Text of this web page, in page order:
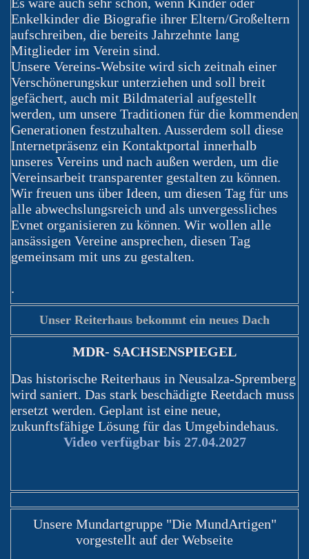
Enkelkinder die Biografie ihrer Eltern/Großeltern
aufschreiben, die bereits Jahrzehnte lang
Mitglieder im Verein sind.
Unsere Vereins-Website wird sich zeitnah einer
Verschönerungskur unterziehen und soll breit
gefächert, auch mit Bildmaterial aufgestellt
werden, um unsere Traditionen für die kommenden
Generationen festzuhalten. Ausserdem soll diese
Internetpräsenz ein Kontaktportal innerhalb
unseres Vereins und nach außen werden, um die
Vereinsarbeit transparenter gestalten zu können.
Wir freuen uns über Ideen, um diesen Tag für uns
alle abwechslungsreich und als unvergessliches
Evnet organisieren zu können. Wir wollen alle
ansässigen Vereine ansprechen, diesen Tag
gemeinsam mit uns zu gestalten.
.
Unser Reiterhaus bekommt ein neues Dach
MDR- SACHSENSPIEGEL
Das historische Reiterhaus in Neusalza-Spremberg
wird saniert. Das stark beschädigte Reetdach muss
ersetzt werden. Geplant ist eine neue,
zukunftsfähige Lösung für das Umgebindehaus.
Video verfügbar bis 27.04.2027
YouTube
Unsere Mundartgruppe "Die MundArtigen"
vorgestellt auf der Webseite